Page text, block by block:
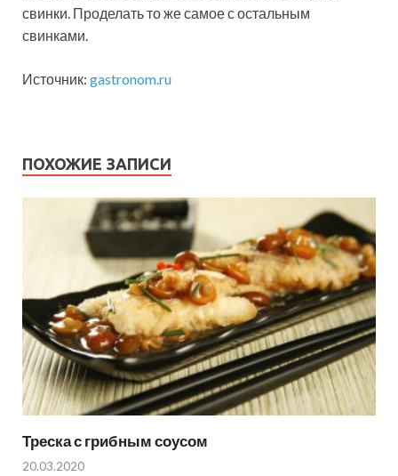
свинки. Проделать то же самое с остальным
свинками.
Источник: gastronom.ru
ПОХОЖИЕ ЗАПИСИ
Треска с грибным соусом
20.03.2020